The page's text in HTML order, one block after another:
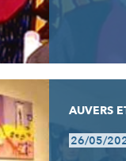
AUVERS
26/05/